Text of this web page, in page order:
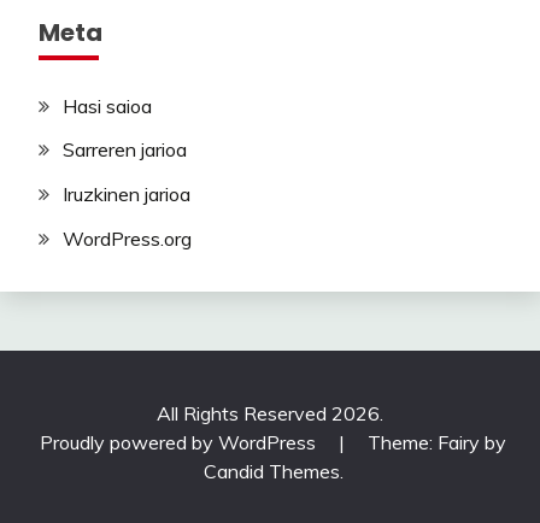
Meta
Hasi saioa
Sarreren jarioa
Iruzkinen jarioa
WordPress.org
All Rights Reserved 2026.
Proudly powered by WordPress
|
Theme: Fairy by
Candid Themes